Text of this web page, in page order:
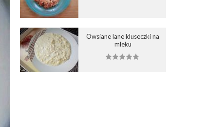
Owsiane lane kluseczki na
mleku